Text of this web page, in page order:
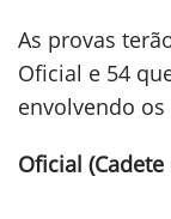
As provas
Oficial e 54
envolvendo
Oficial (Cadete